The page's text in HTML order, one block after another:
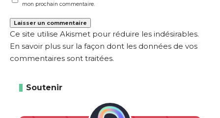
mon prochain commentaire.
Ce site utilise Akismet pour réduire les indésirables.
En savoir plus sur la façon dont les données de vos
commentaires sont traitées.
Soutenir